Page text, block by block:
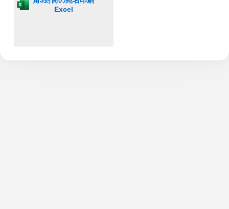
Excel